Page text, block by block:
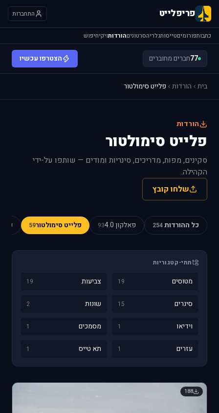
פריפלייט התחברות
כתבותפורומיםטייסותגלריהסרטוניםהורדותויקיחיפוש
77חברים מחוברים הצטרפו עכשיו
בית הורדות פלייט סימולטור
הורדות
פלייט סימולטור
סקינים, מפות, מדריכים, סינריות ומודים — שותפו על-ידי
הקהילה.
שלחו קובץ
כל ההורדות254 פאלקון 4.0 93 פלייט סימולטור59
תתי-קטגוריות
מטוסים 19 צביעות 19
סינרים 15 שונות 2
וידיאו 1 מסמכים 1
עזרים 1 תא טייס 1
188